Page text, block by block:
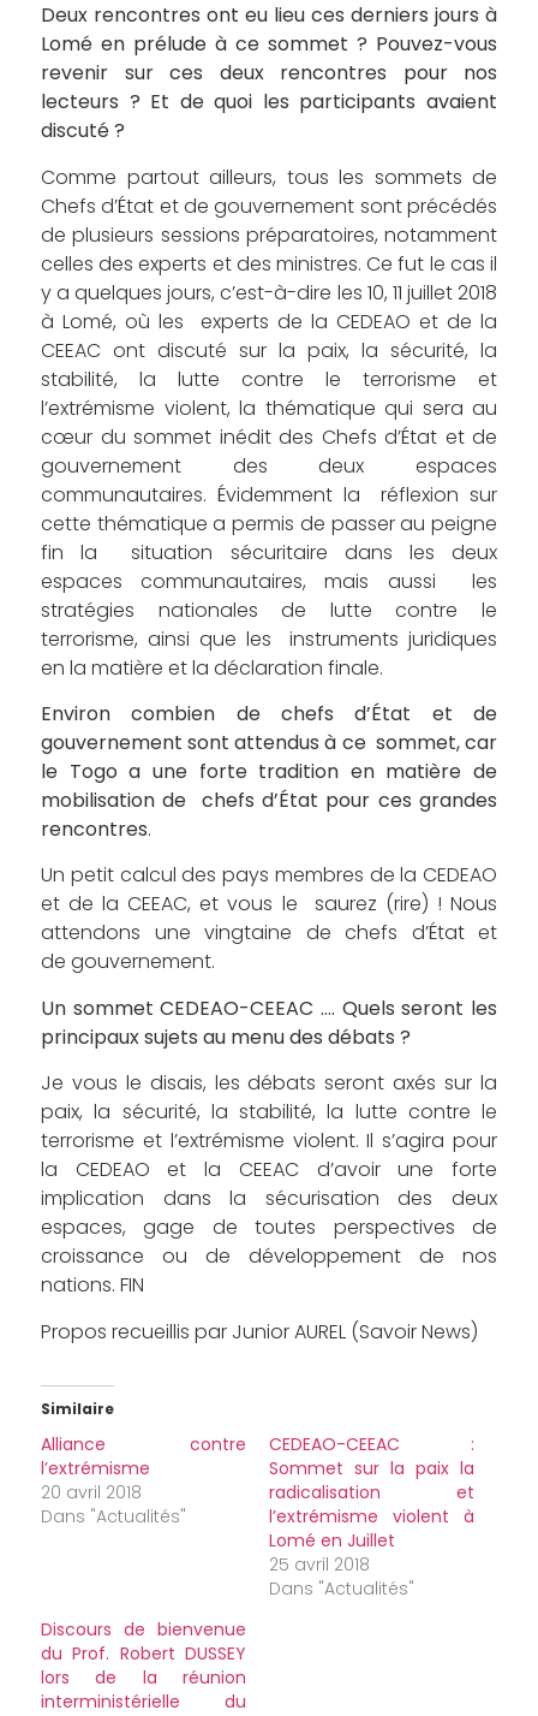
Deux rencontres ont eu lieu ces derniers jours à
Lomé en prélude à ce sommet ? Pouvez-vous
revenir sur ces deux rencontres pour nos
lecteurs ? Et de quoi les participants avaient
discuté ?
Comme partout ailleurs, tous les sommets de
Chefs d’État et de gouvernement sont précédés
de plusieurs sessions préparatoires, notamment
celles des experts et des ministres. Ce fut le cas il
y a quelques jours, c’est-à-dire les 10, 11 juillet 2018
à Lomé, où les experts de la CEDEAO et de la
CEEAC ont discuté sur la paix, la sécurité, la
stabilité, la lutte contre le terrorisme et
l’extrémisme violent, la thématique qui sera au
cœur du sommet inédit des Chefs d’État et de
gouvernement des deux espaces
communautaires. Évidemment la réflexion sur
cette thématique a permis de passer au peigne
fin la situation sécuritaire dans les deux
espaces communautaires, mais aussi les
stratégies nationales de lutte contre le
terrorisme, ainsi que les instruments juridiques
en la matière et la déclaration finale.
Environ combien de chefs d’État et de
gouvernement sont attendus à ce sommet, car
le Togo a une forte tradition en matière de
mobilisation de chefs d’État pour ces grandes
rencontres.
Un petit calcul des pays membres de la CEDEAO
et de la CEEAC, et vous le saurez (rire) ! Nous
attendons une vingtaine de chefs d’État et
de gouvernement.
Un sommet CEDEAO-CEEAC …. Quels seront les
principaux sujets au menu des débats ?
Je vous le disais, les débats seront axés sur la
paix, la sécurité, la stabilité, la lutte contre le
terrorisme et l’extrémisme violent. Il s’agira pour
la CEDEAO et la CEEAC d’avoir une forte
implication dans la sécurisation des deux
espaces, gage de toutes perspectives de
croissance ou de développement de nos
nations. FIN
Propos recueillis par Junior AUREL (Savoir News)
Similaire
Alliance contre
l’extrémisme
20 avril 2018
Dans "Actualités"
CEDEAO-CEEAC :
Sommet sur la paix la
radicalisation et
l’extrémisme violent à
Lomé en Juillet
25 avril 2018
Dans "Actualités"
Discours de bienvenue
du Prof. Robert DUSSEY
lors de la réunion
interministérielle du